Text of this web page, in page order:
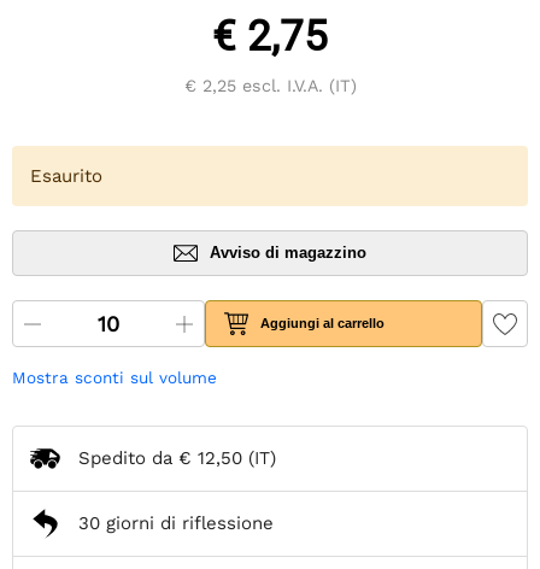
€ 2,75
€ 2,25escl. I.V.A. (IT)
Esaurito
Avviso di magazzino
Aggiungi al carrello
Mostra sconti sul volume
Spedito da € 12,50 (IT)
30 giorni di riflessione